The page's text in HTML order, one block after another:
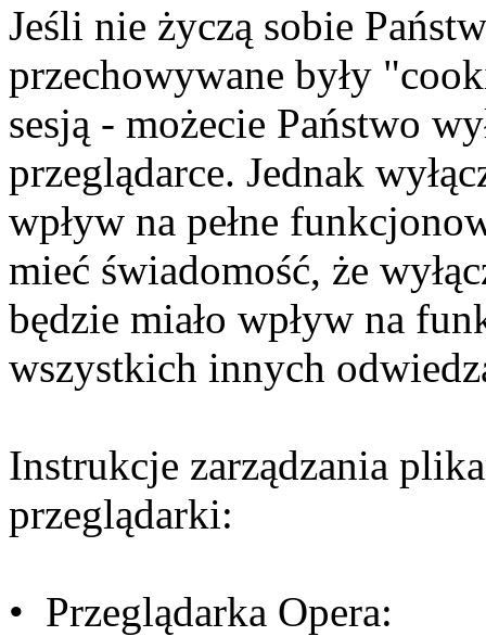
Jeśli nie życzą sobie
przechowywane były
sesją - możecie Państwo
przeglądarce. Jednak
wpływ na pełne
mieć świadomość, że
będzie miało wpływ na
wszystkich innych
Instrukcje zarządzania
przeglądarki:
• Przeglądarka Opera: